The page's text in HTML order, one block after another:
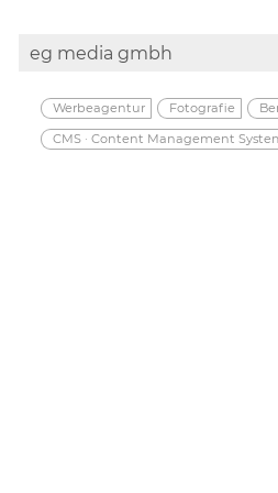
eg media gmbh
Werbeagentur Fotografie
CMS · Content Management